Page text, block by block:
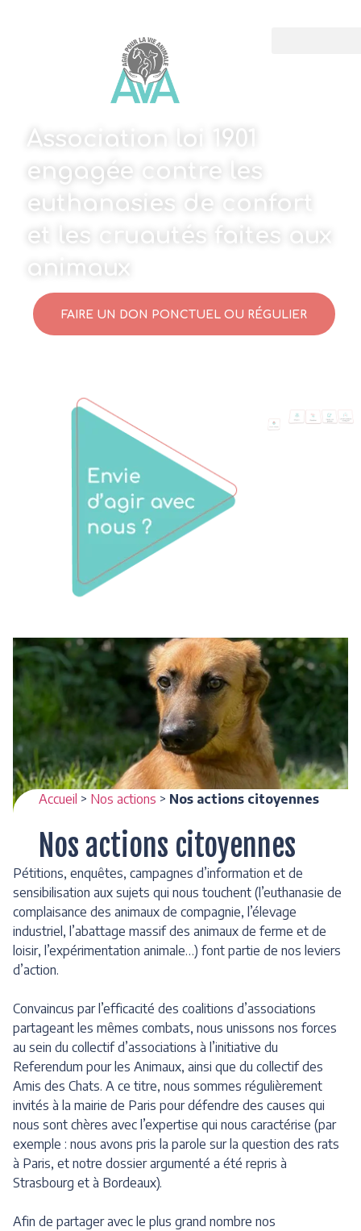
Association loi 1901
engagée contre les
euthanasies de confort
et les cruautés faites aux
animaux
FAIRE UN DON PONCTUEL OU RÉGULIER
Accueil > Nos actions > Nos actions citoyennes
Nos actions citoyennes
Pétitions, enquêtes, campagnes d’information et de
sensibilisation aux sujets qui nous touchent (l’euthanasie de
complaisance des animaux de compagnie, l’élevage
industriel, l’abattage massif des animaux de ferme et de
loisir, l’expérimentation animale…) font partie de nos leviers
d’action.
Convaincus par l’efficacité des coalitions d’associations
partageant les mêmes combats, nous unissons nos forces
au sein du collectif d’associations à l’initiative du
Referendum pour les Animaux, ainsi que du collectif des
Amis des Chats. A ce titre, nous sommes régulièrement
invités à la mairie de Paris pour défendre des causes qui
nous sont chères avec l’expertise qui nous caractérise (par
exemple : nous avons pris la parole sur la question des rats
à Paris, et notre dossier argumenté a été repris à
Strasbourg et à Bordeaux).
Afin de partager avec le plus grand nombre nos